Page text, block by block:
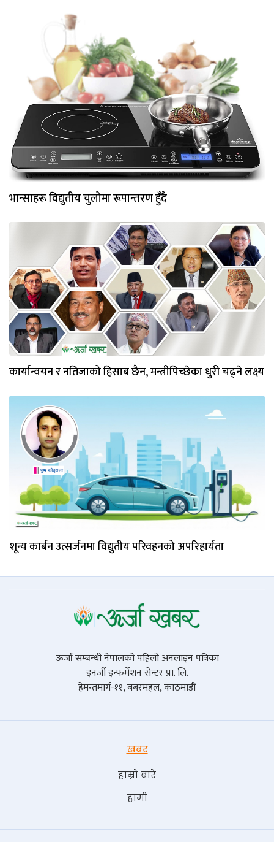
भान्साहरू विद्युतीय चुलोमा रूपान्तरण हुँदै
कार्यान्वयन र नतिजाको हिसाब छैन, मन्त्रीपिच्छेका धुरी चढ्ने लक्ष्य
शून्य कार्बन उत्सर्जनमा विद्युतीय परिवहनको अपरिहार्यता
ऊर्जा सम्बन्धी नेपालको पहिलो अनलाइन पत्रिका
इनर्जी इन्फर्मेशन सेन्टर प्रा. लि.
हेमन्तमार्ग-११, बबरमहल, काठमाडौं
खबर
हाम्रो बारे
हामी